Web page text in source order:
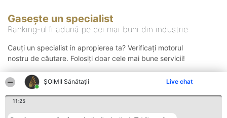
ŞOIMII Sănătații Live chat
11:25
Gasește un specialist
Ranking-ul îi adună pe cei mai buni din industrie
Cauți un specialist in apropierea ta? Verificați motorul
nostru de căutare. Folosiți doar cele mai bune servicii!